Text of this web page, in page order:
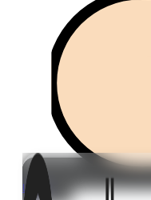
Login